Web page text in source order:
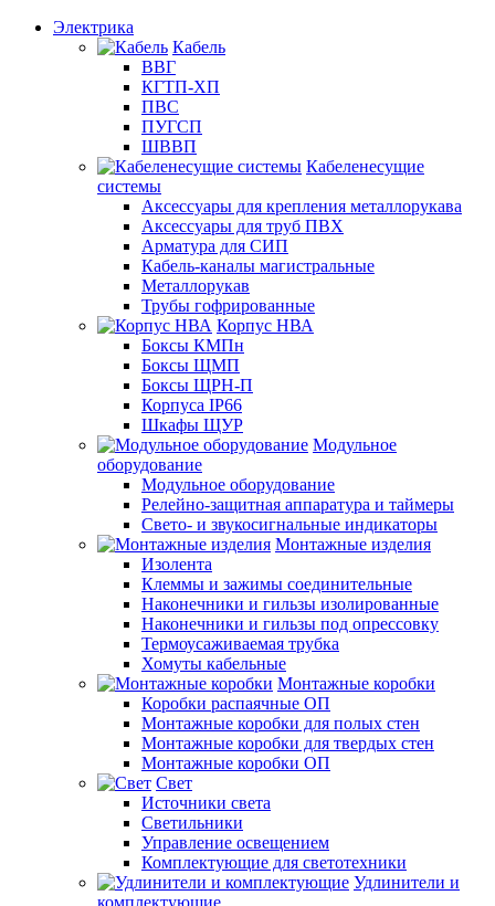
Электрика
Кабель
ВВГ
КГТП-ХП
ПВС
ПУГСП
ШВВП
Кабеленесущие
системы
Аксессуары для крепления металлорукава
Аксессуары для труб ПВХ
Арматура для СИП
Кабель-каналы магистральные
Металлорукав
Трубы гофрированные
Корпус НВА
Боксы КМПн
Боксы ЩМП
Боксы ЩРН-П
Корпуса IP66
Шкафы ЩУР
Модульное
оборудование
Модульное оборудование
Релейно-защитная аппаратура и таймеры
Свето- и звукосигнальные индикаторы
Монтажные изделия
Изолента
Клеммы и зажимы соединительные
Наконечники и гильзы изолированные
Наконечники и гильзы под опрессовку
Термоусаживаемая трубка
Хомуты кабельные
Монтажные коробки
Коробки распаячные ОП
Монтажные коробки для полых стен
Монтажные коробки для твердых стен
Монтажные коробки ОП
Свет
Источники света
Светильники
Управление освещением
Комплектующие для светотехники
Удлинители и
комплектующие